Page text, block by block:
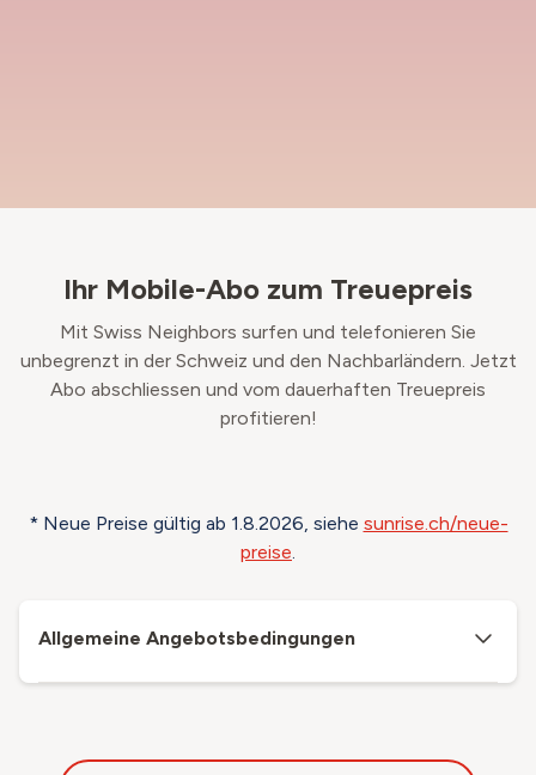
Ihr Mobile-Abo zum Treuepreis
Mit Swiss Neighbors surfen und telefonieren Sie
unbegrenzt in der Schweiz und den Nachbarländern. Jetzt
Abo abschliessen und vom dauerhaften Treuepreis
profitieren!
* Neue Preise gültig ab 1.8.2026, siehe sunrise.ch/neue-
preise.
Allgemeine Angebotsbedingungen